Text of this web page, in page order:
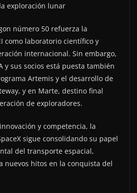
exploración lunar
número 50 refuerza la
como laboratorio científico y
internacional. Sin embargo,
y sus socios está puesta también
Artemis y el desarrollo de
y en Marte, destino final
de exploradores.
y competencia, la
sigue consolidando su papel
del transporte espacial,
nuevos hitos en la conquista del